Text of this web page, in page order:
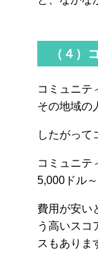
（４）
コミュニテ
その地域の
したがって
コミュニテ
5,000ドル
費用が安い
う高いスコ
スもありま